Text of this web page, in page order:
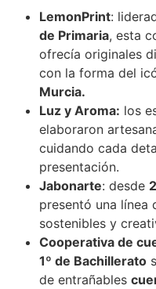
LemonPrint:
de Primaria, esta
ofrecía originales
con la forma del
Murcia.
Luz y Aroma: los
elaboraron
cuidando cada
presentación.
Jabonarte: desde
presentó una línea
sostenibles y
Cooperativa de
1º de Bachillerato
de entrañables